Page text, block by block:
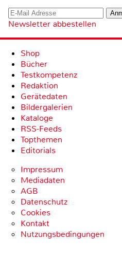
Newsletter abbestellen
Shop
Bücher
Testkompetenz
Redaktion
Gerätedaten
Bildergalerien
Kataloge
RSS-Feeds
Topthemen
Editorials
Impressum
Mediadaten
AGB
Datenschutz
Cookies
Kontakt
Nutzungsbedingungen